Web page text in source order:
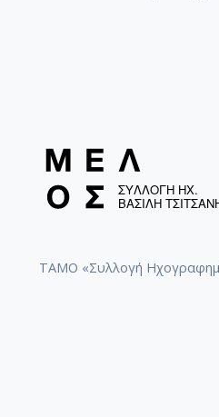
ΤΑΜΟ «Συλλογή